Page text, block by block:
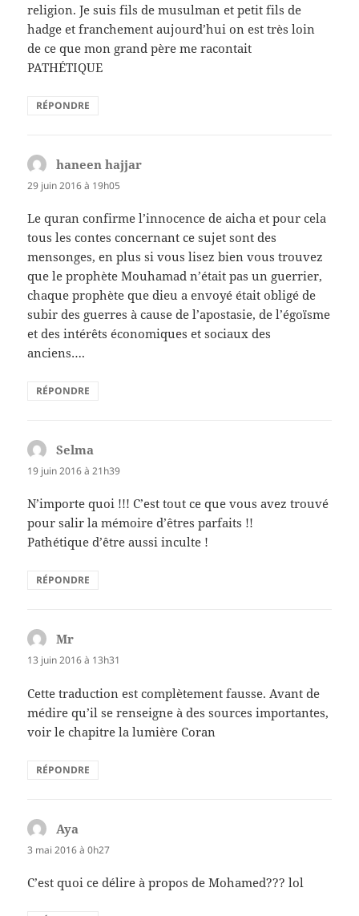
religion. Je suis fils de musulman et petit fils de
hadge et franchement aujourd’hui on est très loin
de ce que mon grand père me racontait
PATHÉTIQUE
RÉPONDRE
haneen hajjar
29 juin 2016 à 19h05
Le quran confirme l’innocence de aicha et pour cela
tous les contes concernant ce sujet sont des
mensonges, en plus si vous lisez bien vous trouvez
que le prophète Mouhamad n’était pas un guerrier,
chaque prophète que dieu a envoyé était obligé de
subir des guerres à cause de l’apostasie, de l’égoïsme
et des intérêts économiques et sociaux des
anciens….
RÉPONDRE
Selma
19 juin 2016 à 21h39
N’importe quoi !!! C’est tout ce que vous avez trouvé
pour salir la mémoire d’êtres parfaits !!
Pathétique d’être aussi inculte !
RÉPONDRE
Mr
13 juin 2016 à 13h31
Cette traduction est complètement fausse. Avant de
médire qu’il se renseigne à des sources importantes,
voir le chapitre la lumière Coran
RÉPONDRE
Aya
3 mai 2016 à 0h27
C’est quoi ce délire à propos de Mohamed??? lol